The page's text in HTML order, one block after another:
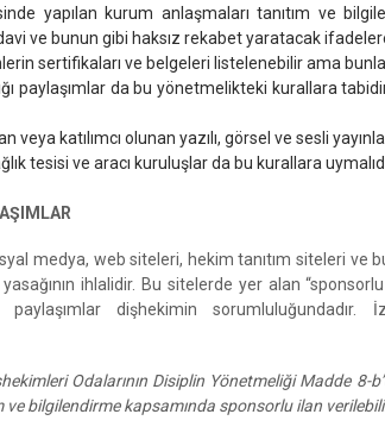
yapılan kurum anlaşmaları tanıtım ve
ve bunun gibi haksız rekabet yaratacak
sertifikaları ve belgeleri listelenebilir ama
paylaşımlar da bu yönetmelikteki kurallara
veya katılımcı olunan yazılı, görsel ve sesli
tesisi ve aracı kuruluşlar da bu kurallara
medya, web siteleri, hekim tanıtım siteleri ve
ihlalidir. Bu sitelerde yer alan
paylaşımlar dişhekimin
Odalarının Disiplin YönetmeliğiMadde 8-
ve bilgilendirme kapsamında sponsorlu ilan